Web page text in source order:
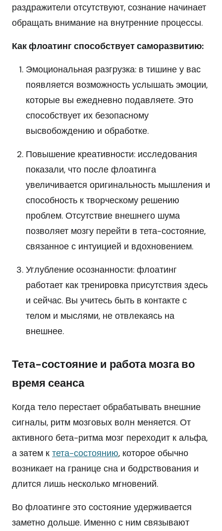
раздражители отсутствуют, сознание начинает
обращать внимание на внутренние процессы.
Как флоатинг способствует саморазвитию:
Эмоциональная разгрузка: в тишине у вас
появляется возможность услышать эмоции,
которые вы ежедневно подавляете. Это
способствует их безопасному
высвобождению и обработке.
Повышение креативности: исследования
показали, что после флоатинга
увеличивается оригинальность мышления и
способность к творческому решению
проблем. Отсутствие внешнего шума
позволяет мозгу перейти в тета-состояние,
связанное с интуицией и вдохновением.
Углубление осознанности: флоатинг
работает как тренировка присутствия здесь
и сейчас. Вы учитесь быть в контакте с
телом и мыслями, не отвлекаясь на
внешнее.
Тета-состояние и работа мозга во
время сеанса
Когда тело перестает обрабатывать внешние
сигналы, ритм мозговых волн меняется. От
активного бета-ритма мозг переходит к альфа,
а затем к тета-состоянию, которое обычно
возникает на границе сна и бодрствования и
длится лишь несколько мгновений.
Во флоатинге это состояние удерживается
заметно дольше. Именно с ним связывают